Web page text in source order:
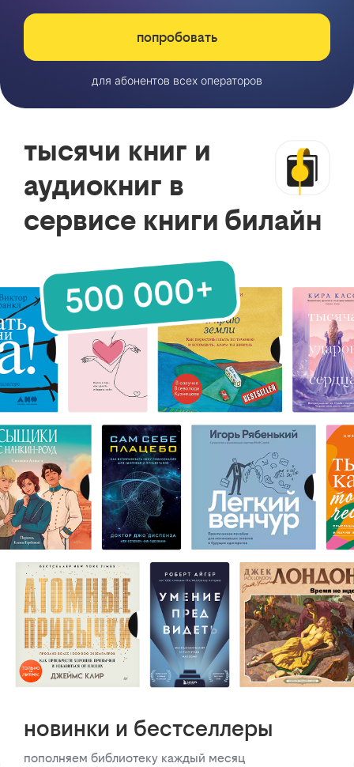
попробовать
для абонентов всех операторов
тысячи книг и
аудиокниг в
сервисе книги билайн
новинки и бестселлеры
пополняем библиотеку каждый месяц